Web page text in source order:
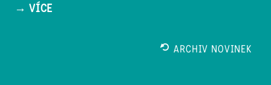
→ VÍCE
ARCHIV NOVINEK